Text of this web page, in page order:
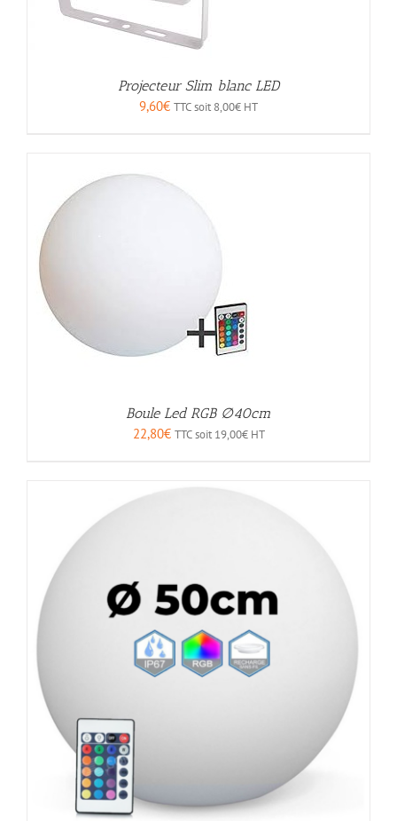
Projecteur Slim blanc LED
9,60€ TTC soit 8,00€ HT
Boule Led RGB ∅40cm
22,80€ TTC soit 19,00€HT